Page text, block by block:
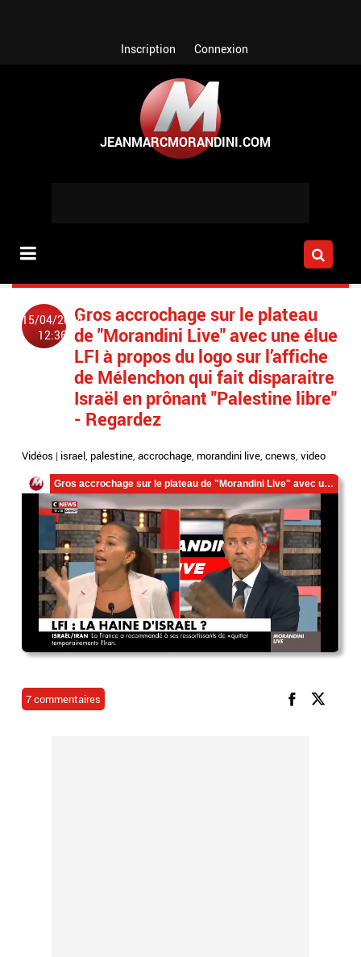
Inscription Connexion
15/04/2024
12:36
Gros accrochage sur le plateau
de "Morandini Live" avec une élue
LFI à propos du logo sur l’affiche
de Mélenchon qui fait disparaitre
Israël en prônant "Palestine libre"
- Regardez
Vidéos | israel,palestine,accrochage,morandini live,cnews,video
7 commentaires